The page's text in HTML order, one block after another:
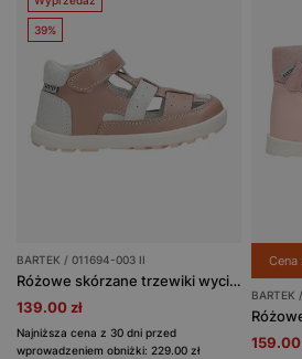
39%
BARTEK / 011694-003 II
Różowe skórzane trzewiki wycięte dla dziewczynki BARTEK 011694-003 II
139.00 zł
Najniższa cena z 30 dni przed
wprowadzeniem obniżki: 229.00 zł
Cena
BARTEK
159.00